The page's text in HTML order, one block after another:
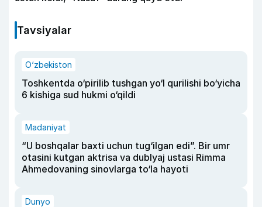
Tavsiyalar
O‘zbekiston
Toshkentda o‘pirilib tushgan yo‘l qurilishi bo‘yicha
6 kishiga sud hukmi o‘qildi
Madaniyat
“U boshqalar baxti uchun tug‘ilgan edi”. Bir umr
otasini kutgan aktrisa va dublyaj ustasi Rimma
Ahmedovaning sinovlarga to‘la hayoti
Dunyo